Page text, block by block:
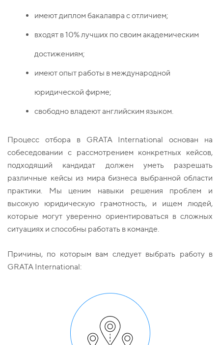
имеют диплом бакалавра с отличием;
входят в 10% лучших по своим академическим
достижениям;
имеют опыт работы в международной
юридической фирме;
свободно владеют английским языком.
Процесс отбора в GRATA International основан на
собеседовании с рассмотрением конкретных кейсов,
подходящий кандидат должен уметь разрешать
различные кейсы из мира бизнеса выбранной области
практики. Мы ценим навыки решения проблем и
высокую юридическую грамотность, и ищем людей,
которые могут уверенно ориентироваться в сложных
ситуациях и способны работать в команде.
Причины, по которым вам следует выбрать работу в
GRATA International: